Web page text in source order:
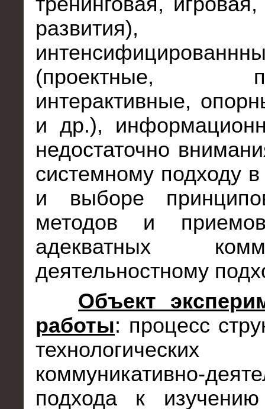
развития),
(проектные,
интерактивные,
и др.),
недостаточно
системному подходу
и выборе
методов и
адекватных
деятельностному
Объект
работы: процесс
коммуникативно-
подхода к